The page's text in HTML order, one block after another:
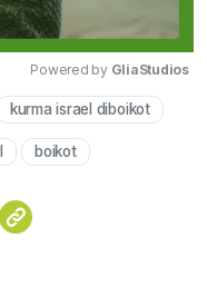
Mute
Powered by GliaStudios
kurma israel diboikot
boikot